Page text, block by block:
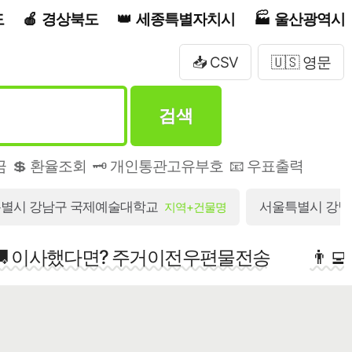
경상북도 세종특별자치시 울산광역시
📥 CSV 🇺🇸 영문
검색
💲 환율조회 🗝️ 개인통관고유부호 📧 우표출력
시 강남구 국제예술대학교 지역+건물명 서울특별시 강
이사했다면? 주거이전우편물전송